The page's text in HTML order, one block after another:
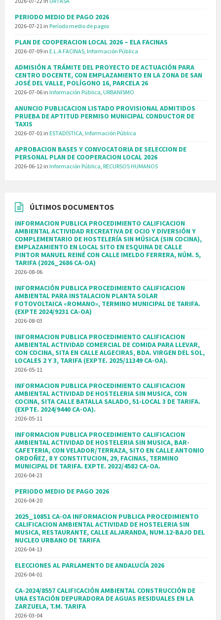
PERIODO MEDIO DE PAGO 2026
2026-07-21 in Período medio de pagos
PLAN DE COOPERACION LOCAL 2026 – ELA FACINAS
2026-07-09 in E.L.A FACINAS, Información Pública
ADMISIÓN A TRÁMITE DEL PROYECTO DE ACTUACIÓN PARA
CENTRO DOCENTE, CON EMPLAZAMIENTO EN LA ZONA DE SAN
JOSÉ DEL VALLE, POLÍGONO 16, PARCELA 26
2026-07-06 in Información Pública, URBANISMO
ANUNCIO PUBLICACION LISTADO PROVISIONAL ADMITIDOS
PRUEBA DE APTITUD PERMISO MUNICIPAL CONDUCTOR DE
TAXIS
2026-07-01 in ESTADÍSTICA, Información Pública
APROBACION BASES Y CONVOCATORIA DE SELECCION DE
PERSONAL PLAN DE COOPERACION LOCAL 2026
2026-06-12 in Información Pública, RECURSOS HUMANOS
ÚLTIMOS DOCUMENTOS
INFORMACION PUBLICA PROCEDIMIENTO CALIFICACION
AMBIENTAL ACTIVIDAD RECREATIVA DE OCIO Y DIVERSIÓN Y
COMPLEMENTARIO DE HOSTELERÍA SIN MÚSICA (SIN COCINA),
EMPLAZAMIENTO EN LOCAL SITO EN ESQUINA DE CALLE
PINTOR MANUEL REINÉ CON CALLE IMELDO FERRERA, NÚM. 5,
TARIFA (2026_2686 CA-OA)
2026-08-06
INFORMACIÓN PUBLICA PROCEDIMIENTO CALIFICACION
AMBIENTAL PARA INSTALACION PLANTA SOLAR
FOTOVOLTAICA «ROMANO», TERMINO MUNICIPAL DE TARIFA.
(EXPTE 2024/9231 CA-OA)
2026-08-03
INFORMACION PUBLICA PROCEDIMIENTO CALIFICACION
AMBIENTAL ACTIVIDAD COMERCIAL DE COMIDA PARA LLEVAR,
CON COCINA, SITA EN CALLE ALGECIRAS, BDA. VIRGEN DEL SOL,
LOCALES 2 Y 3, TARIFA (EXPTE. 2025/11349 CA-OA).
2026-05-11
INFORMACION PUBLICA PROCEDIMIENTO CALIFICACION
AMBIENTAL ACTIVIDAD DE HOSTELERIA SIN MUSICA, CON
COCINA, SITA CALLE BATALLA SALADO, 51-LOCAL 3 DE TARIFA.
(EXPTE. 2024/9440 CA-OA).
2026-05-11
INFORMACION PUBLICA PROCEDIMIENTO CALIFICACION
AMBIENTAL ACTIVIDAD DE HOSTELERIA SIN MUSICA, BAR-
CAFETERIA, CON VELADOR/TERRAZA, SITO EN CALLE ANTONIO
ORDOÑEZ, 8 Y CONSTITUCION, 29, FACINAS, TERMINO
MUNICIPAL DE TARIFA. EXPTE. 2022/4582 CA-OA.
2026-04-23
PERIODO MEDIO DE PAGO 2026
2026-04-20
2025_10851 CA-OA INFORMACION PUBLICA PROCEDIMIENTO
CALIFICACION AMBIENTAL ACTIVIDAD DE HOSTELERIA SIN
MUSICA, RESTAURANTE, CALLE ALJARANDA, NUM.12-BAJO DEL
NUCLEO URBANO DE TARIFA
2026-04-13
ELECCIONES AL PARLAMENTO DE ANDALUCÍA 2026
2026-04-01
CA-2024/8557 CALIFICACIÓN AMBIENTAL CONSTRUCCIÓN DE
UNA ESTACIÓN DEPURADORA DE AGUAS RESIDUALES EN LA
ZARZUELA, T.M. TARIFA
2026-03-04